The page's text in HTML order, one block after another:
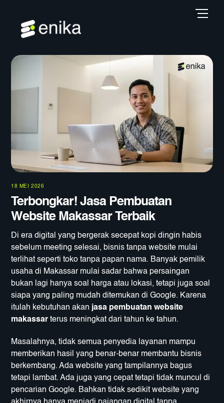
content
18 MEI 2026
Terbongkar! Jasa Pembuatan
Website Makassar Terbaik
Di era digital yang bergerak secepat kopi dingin habis
sebelum meeting selesai, bisnis tanpa website mulai
terlihat seperti toko tanpa papan nama. Banyak pemilik
usaha di Makassar mulai sadar bahwa persaingan
bukan lagi hanya soal harga atau lokasi, tetapi juga soal
siapa yang paling mudah ditemukan di Google. Karena
itulah kebutuhan akan jasa pembuatan website
makassar terus meningkat dari tahun ke tahun.
Masalahnya, tidak semua penyedia layanan mampu
memberikan hasil yang benar-benar membantu bisnis
berkembang. Ada website yang tampilannya bagus
tetapi lambat. Ada juga yang cepat tetapi tidak muncul di
pencarian Google. Bahkan tidak sedikit website yang